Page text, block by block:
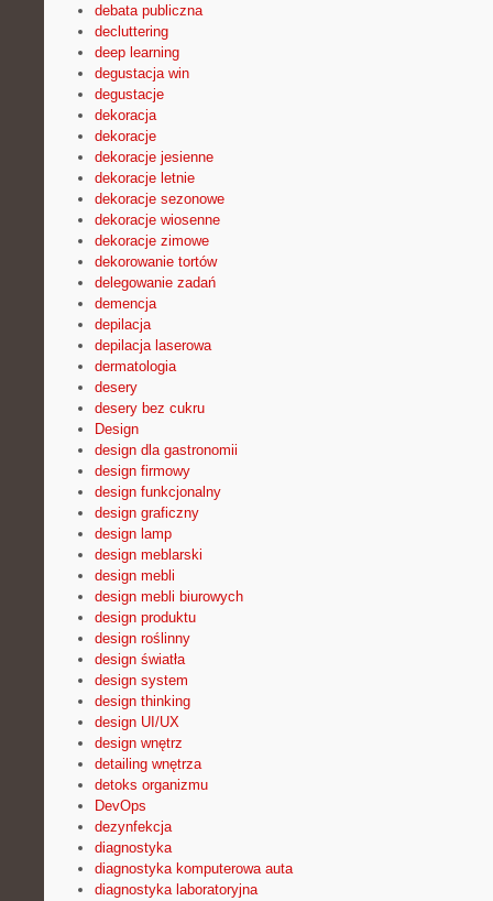
debata publiczna
decluttering
deep learning
degustacja win
degustacje
dekoracja
dekoracje
dekoracje jesienne
dekoracje letnie
dekoracje sezonowe
dekoracje wiosenne
dekoracje zimowe
dekorowanie tortów
delegowanie zadań
demencja
depilacja
depilacja laserowa
dermatologia
desery
desery bez cukru
Design
design dla gastronomii
design firmowy
design funkcjonalny
design graficzny
design lamp
design meblarski
design mebli
design mebli biurowych
design produktu
design roślinny
design światła
design system
design thinking
design UI/UX
design wnętrz
detailing wnętrza
detoks organizmu
DevOps
dezynfekcja
diagnostyka
diagnostyka komputerowa auta
diagnostyka laboratoryjna